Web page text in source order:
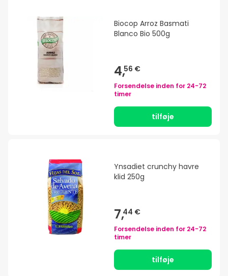
Biocop Arroz Basmati
Blanco Bio 500g
4,56 €
Forsendelse inden for 24-72
timer
tilføje
Ynsadiet crunchy havre
klid 250g
7,44 €
Forsendelse inden for 24-72
timer
tilføje